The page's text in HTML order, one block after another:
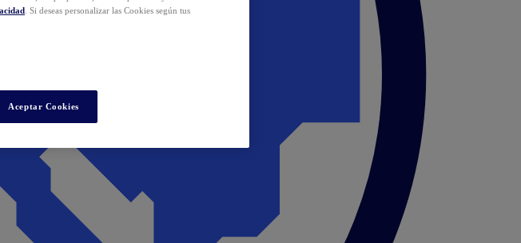
. Si deseas personalizar las Cookies según tus
Aceptar Cookies